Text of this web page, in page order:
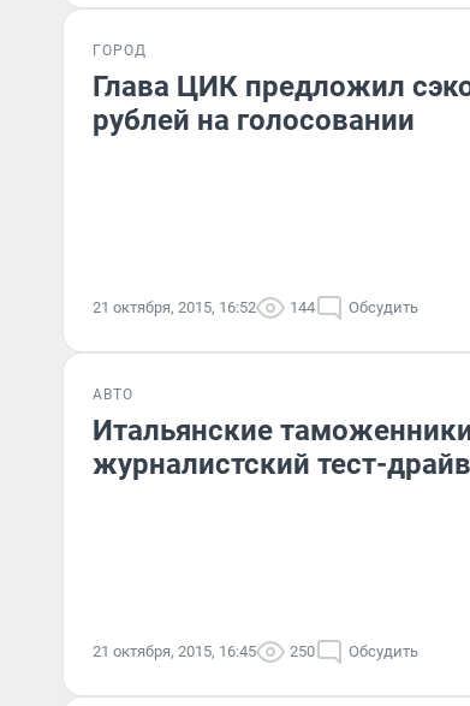
ГОРОД
Глава ЦИК предложил
рублей на голосовании
21 октября, 2015, 16:52 144 Обсудить
АВТО
Итальянские
журналистский тест-
21 октября, 2015, 16:45 250 Обсудить